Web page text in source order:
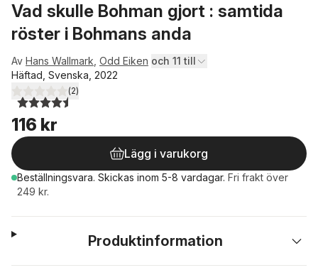
Vad skulle Bohman gjort : samtida
röster i Bohmans anda
Av Hans Wallmark Odd Eiken och 11 till
Häftad, Svenska, 2022
4,5utav 5 stjärnor. Totalt antal röster:
(2)
116 kr
Lägg i varukorg
Beställningsvara. Skickas inom 5-8 vardagar. Fri frakt över
249 kr.
Produktinformation